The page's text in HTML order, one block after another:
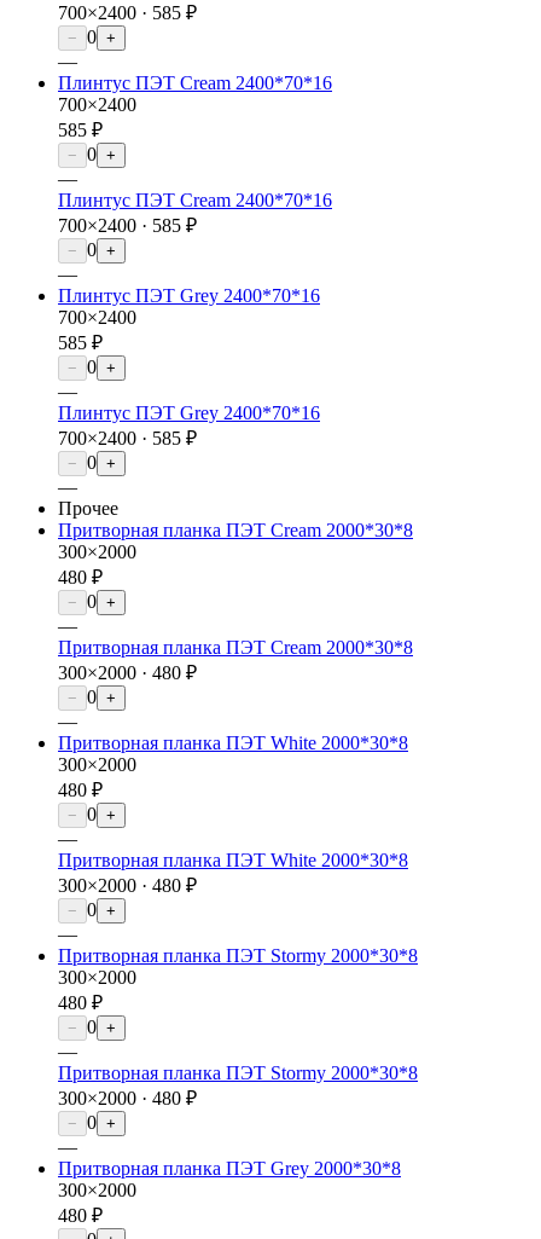
700×2400 · 585 ₽
− 0 +
—
Плинтус ПЭТ Cream 2400*70*16
700×2400
585 ₽
− 0 +
—
Плинтус ПЭТ Cream 2400*70*16
700×2400 · 585 ₽
− 0 +
—
Плинтус ПЭТ Grey 2400*70*16
700×2400
585 ₽
− 0 +
—
Плинтус ПЭТ Grey 2400*70*16
700×2400 · 585 ₽
− 0 +
—
Прочее
Притворная планка ПЭТ Cream 2000*30*8
300×2000
480 ₽
− 0 +
—
Притворная планка ПЭТ Cream 2000*30*8
300×2000 · 480 ₽
− 0 +
—
Притворная планка ПЭТ White 2000*30*8
300×2000
480 ₽
− 0 +
—
Притворная планка ПЭТ White 2000*30*8
300×2000 · 480 ₽
− 0 +
—
Притворная планка ПЭТ Stormy 2000*30*8
300×2000
480 ₽
− 0 +
—
Притворная планка ПЭТ Stormy 2000*30*8
300×2000 · 480 ₽
− 0 +
—
Притворная планка ПЭТ Grey 2000*30*8
300×2000
480 ₽